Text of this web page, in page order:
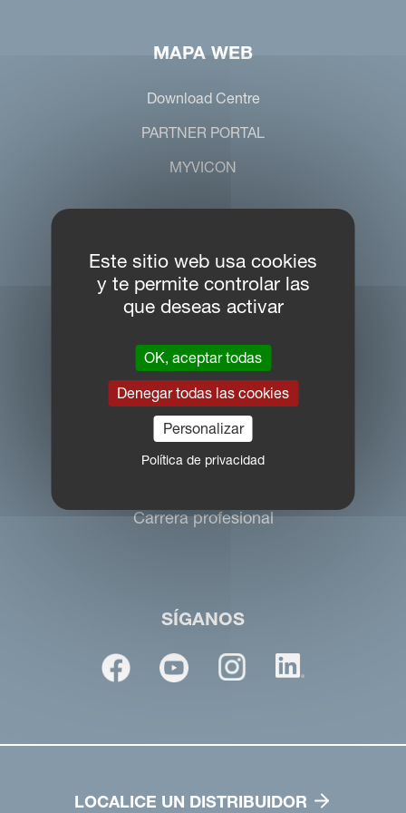
MAPA WEB
Download Centre
PARTNER PORTAL
MYVICON
Kverneland Group Ibérica S.A.
Zona Franca, Calle F, 28
08040 Barcelona
Teléfono +34 932 649 050
kv.iberica@kvernelandgroup.com
Carrera profesional
SÍGANOS
LOCALICE UN DISTRIBUIDOR
Este sitio web usa cookies
y te permite controlar las
que deseas activar
OK, aceptar todas
Denegar todas las cookies
Personalizar
Política de privacidad